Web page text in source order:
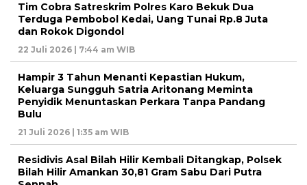
Tim Cobra Satreskrim Polres Karo Bekuk Dua
Terduga Pembobol Kedai, Uang Tunai Rp.8 Juta
dan Rokok Digondol
22 Juli 2026 | 7:44 am WIB
Hampir 3 Tahun Menanti Kepastian Hukum,
Keluarga Sungguh Satria Aritonang Meminta
Penyidik Menuntaskan Perkara Tanpa Pandang
Bulu
21 Juli 2026 | 1:35 am WIB
Residivis Asal Bilah Hilir Kembali Ditangkap, Polsek
Bilah Hilir Amankan 30,81 Gram Sabu Dari Putra